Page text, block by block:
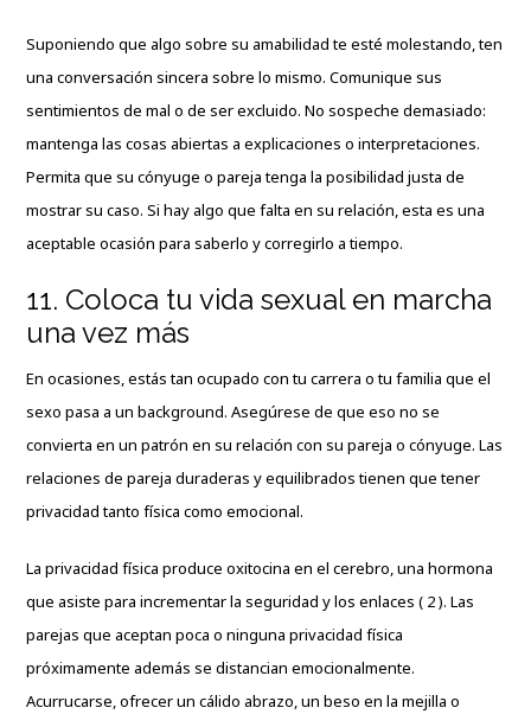
Suponiendo que algo sobre su amabilidad te esté molestando, ten
una conversación sincera sobre lo mismo. Comunique sus
sentimientos de mal o de ser excluido. No sospeche demasiado:
mantenga las cosas abiertas a explicaciones o interpretaciones.
Permita que su cónyuge o pareja tenga la posibilidad justa de
mostrar su caso. Si hay algo que falta en su relación, esta es una
aceptable ocasión para saberlo y corregirlo a tiempo.
11. Coloca tu vida sexual en marcha
una vez más
En ocasiones, estás tan ocupado con tu carrera o tu familia que el
sexo pasa a un background. Asegúrese de que eso no se
convierta en un patrón en su relación con su pareja o cónyuge. Las
relaciones de pareja duraderas y equilibrados tienen que tener
privacidad tanto física como emocional.
La privacidad física produce oxitocina en el cerebro, una hormona
que asiste para incrementar la seguridad y los enlaces ( 2 ). Las
parejas que aceptan poca o ninguna privacidad física
próximamente además se distancian emocionalmente.
Acurrucarse, ofrecer un cálido abrazo, un beso en la mejilla o